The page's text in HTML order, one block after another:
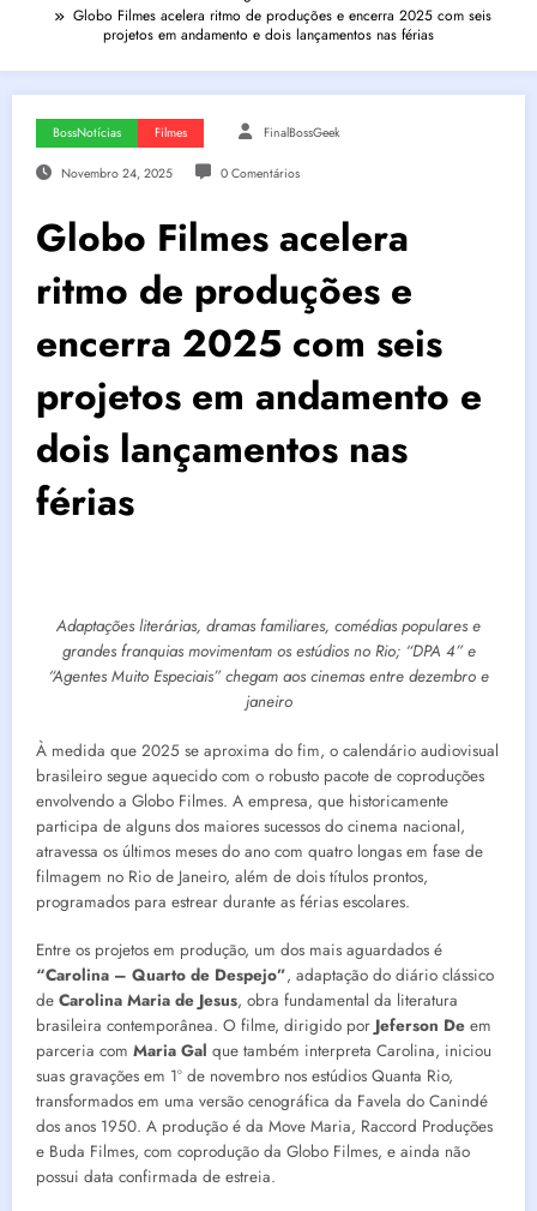
Globo Filmes acelera ritmo de produções e encerra 2025 com seis
projetos em andamento e dois lançamentos nas férias
BossNotícias Filmes FinalBossGeek
Novembro 24, 2025 0 Comentários
Globo Filmes acelera
ritmo de produções e
encerra 2025 com seis
projetos em andamento e
dois lançamentos nas
férias
Adaptações literárias, dramas familiares, comédias populares e
grandes franquias movimentam os estúdios no Rio; “DPA 4” e
“Agentes Muito Especiais” chegam aos cinemas entre dezembro e
janeiro
À medida que 2025 se aproxima do fim, o calendário audiovisual
brasileiro segue aquecido com o robusto pacote de coproduções
envolvendo a Globo Filmes. A empresa, que historicamente
participa de alguns dos maiores sucessos do cinema nacional,
atravessa os últimos meses do ano com quatro longas em fase de
filmagem no Rio de Janeiro, além de dois títulos prontos,
programados para estrear durante as férias escolares.
Entre os projetos em produção, um dos mais aguardados é
“Carolina – Quarto de Despejo”, adaptação do diário clássico
de Carolina Maria de Jesus, obra fundamental da literatura
brasileira contemporânea. O filme, dirigido por Jeferson De em
parceria com Maria Gal que também interpreta Carolina, iniciou
suas gravações em 1º de novembro nos estúdios Quanta Rio,
transformados em uma versão cenográfica da Favela do Canindé
dos anos 1950. A produção é da Move Maria, Raccord Produções
e Buda Filmes, com coprodução da Globo Filmes, e ainda não
possui data confirmada de estreia.